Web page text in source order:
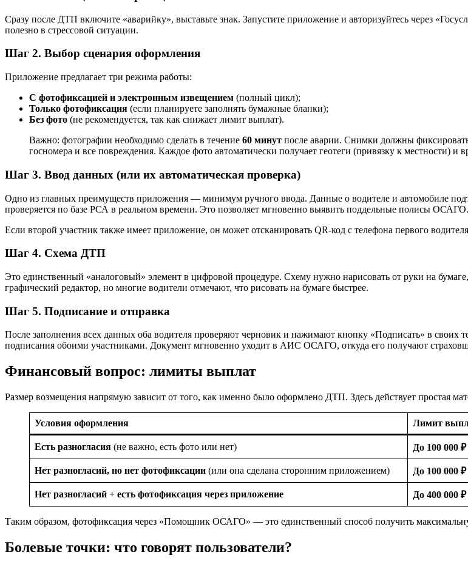
Сразу после ДТП включите «аварийку», выставьте знак. Запустите приложение и авторизуйтесь через
полезно в стрессовой ситуации.
Шаг 2. Выбор сценария оформления
Приложение предлагает три режима работы:
С фотофиксацией и электронным извещением (полный цикл);
Только фотофиксация (если планируете заполнять бумажные бланки);
Без фото (не рекомендуется, так как снижает лимит выплат).
Важно: фотографии необходимо сделать в течение 60 минут после аварии. Снимки должны
госномера и все повреждения. Каждое фото автоматически получает геотеги (привязку к местности) и
Шаг 3. Ввод данных (или их автоматическая проверка)
Одно из главных преимуществ приложения — минимум ручного ввода. Данные о водителе и автомобиле
проверяется по базе РСА в реальном времени. Это позволяет мгновенно выявить поддельные полисы ОСАГО.
Если второй участник также имеет приложение, он может отсканировать QR-код с телефона первого
Шаг 4. Схема ДТП
Это единственный «аналоговый» элемент в цифровой процедуре. Схему нужно нарисовать от руки на
графический редактор, но многие водители отмечают, что рисовать на бумаге быстрее.
Шаг 5. Подписание и отправка
После заполнения всех данных оба водителя проверяют черновик и нажимают кнопку «Подписать» в своих
подписания обоими участниками. Документ мгновенно уходит в АИС ОСАГО, откуда его получают
Финансовый вопрос: лимиты выплат
Размер возмещения напрямую зависит от того, как именно было оформлено ДТП. Здесь действует простая
Условия оформления Лимит
Есть разногласия (не важно, есть фото или нет) До 100 000 ₽
Нет разногласий, но нет фотофиксации (или она сделана сторонним приложением) До 100 000 ₽
Нет разногласий + есть фотофиксация через приложение До 400 000 ₽
Таким образом, фотофиксация через «Помощник ОСАГО» — это единственный способ получить
Болевые точки: что говорят пользователи?